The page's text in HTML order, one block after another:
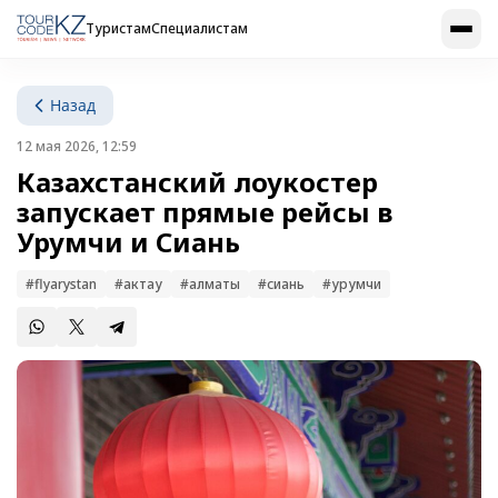
ТуристамСпециалистам
Назад
12 мая 2026, 12:59
Казахстанский лоукостер
запускает прямые рейсы в
Урумчи и Сиань
#flyarystan #актау #алматы #сиань #урумчи